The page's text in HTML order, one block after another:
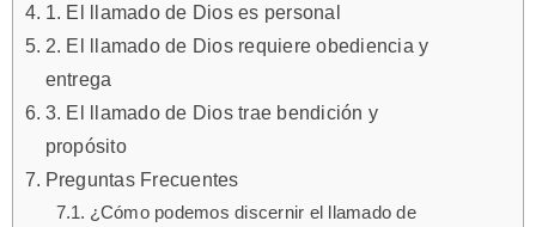
1. El llamado de Dios es personal
2. El llamado de Dios requiere obediencia y
entrega
3. El llamado de Dios trae bendición y
propósito
Preguntas Frecuentes
¿Cómo podemos discernir el llamado de